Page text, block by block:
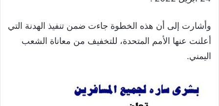
وأشارت إلى أن هذه الخطوة جاءت ضمن تنفيذ الهدنة التي
أعلنت عنها الأمم المتحدة، للتخفيف من معاناة الشعب
اليمني.